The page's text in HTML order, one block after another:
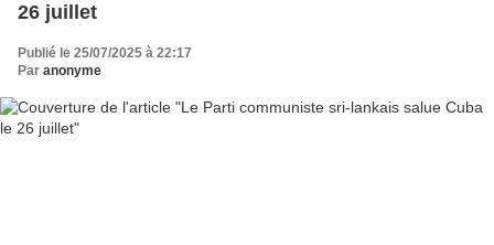
26 juillet
Publié le 25/07/2025 à 22:17
Par anonyme